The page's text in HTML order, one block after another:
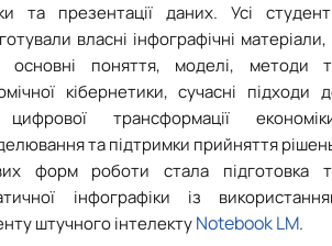
та презентації даних. Усі
власні інфографічні матеріали,
основні поняття, моделі, методи
кібернетики, сучасні підходи
трансформації
та підтримки прийняття
форм роботи стала підготовка
інфографіки із
штучного інтелектуNotebook LM.